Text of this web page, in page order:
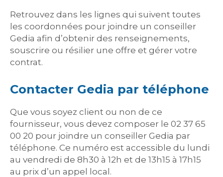
Retrouvez dans les lignes qui suivent toutes
les coordonnées pour joindre un conseiller
Gedia afin d’obtenir des renseignements,
souscrire ou résilier une offre et gérer votre
contrat.
Contacter Gedia par téléphone
Que vous soyez client ou non de ce
fournisseur, vous devez composer le 02 37 65
00 20 pour joindre un conseiller Gedia par
téléphone. Ce numéro est accessible du lundi
au vendredi de 8h30 à 12h et de 13h15 à 17h15
au prix d’un appel local.